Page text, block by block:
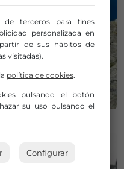
en el Mar Cantábrico
de terceros para fines
personalizada en
de sus hábitos de
visitadas).
política de cookies.
pulsando el botón
su uso pulsando el
Configurar